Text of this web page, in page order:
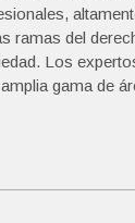
ramas del
Los
gama de